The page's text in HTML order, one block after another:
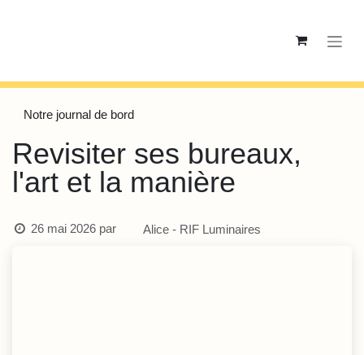
Notre journal de bord
Revisiter ses bureaux,
l'art et la manière
26 mai 2026 par Alice - RIF Luminaires